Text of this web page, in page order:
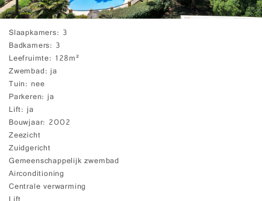
Slaapkamers 3
Badkamers 3
Leefruimte 128m²
Zwembad ja
Tuin nee
Parkeren ja
Lift ja
Bouwjaar 2002
Zeezicht
Zuidgericht
Gemeenschappelijk zwembad
Airconditioning
Centrale verwarming